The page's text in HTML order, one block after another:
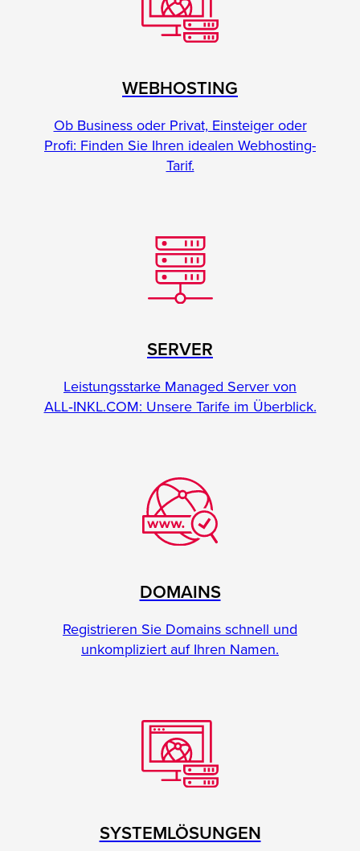
WEBHOSTING
Ob Business oder Privat, Einsteiger oder
Profi: Finden Sie Ihren idealen Webhosting-
Tarif.
SERVER
Leistungsstarke Managed Server von
ALL‑INKL.COM: Unsere Tarife im Überblick.
DOMAINS
Registrieren Sie Domains schnell und
unkompliziert auf Ihren Namen.
SYSTEMLÖSUNGEN